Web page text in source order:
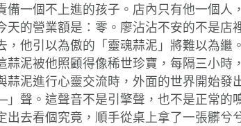
一個不上進的孩子。店內只有他一個人
天的營業額是：零。廖沾沾不安的不是店
他引以為傲的「靈魂蒜泥」將難以為繼
泥被他照顧得像稀世珍寶，每隔三小時
泥進行心靈交流時，外面的世界開始發
。這聲音不是引擎聲，也不是正常的
去看個究竟，順手從桌上拿了一張髒兮